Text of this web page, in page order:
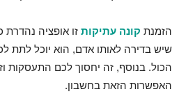
הזמנת קונה עתיקות זו אופציה
שיש בדירה לאותו אדם, הוא יוכל לתת
הכול. בנוסף, זה יחסוך לכם התעסקות
האפשרות הזאת בחשבון.